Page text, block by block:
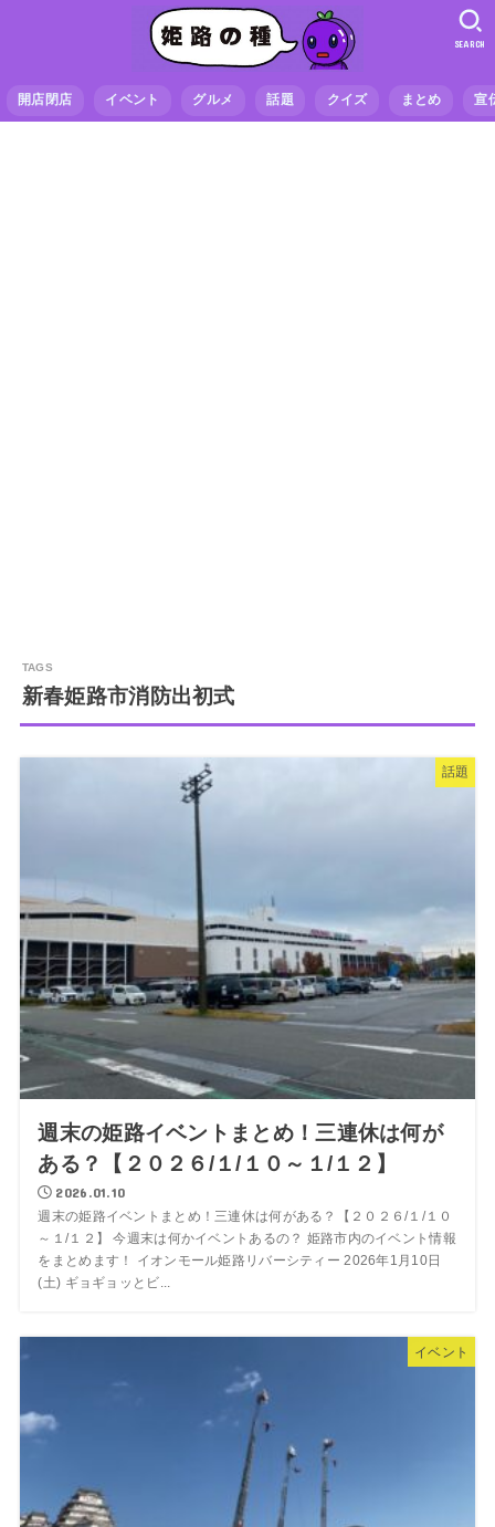
開店閉店 イベント グルメ 話題 クイズ まとめ 宣
SEARCH
新春姫路市消防出初式
話題
週末の姫路イベントまとめ！三連休は何が
ある？【２０２６/１/１０～１/１２】
2026.01.10
週末の姫路イベントまとめ！三連休は何がある？【２０２６/１/１０
～１/１２】 今週末は何かイベントあるの？ 姫路市内のイベント情報
をまとめます！ イオンモール姫路リバーシティー 2026年1月10日
(土) ギョギョッとビ...
イベント